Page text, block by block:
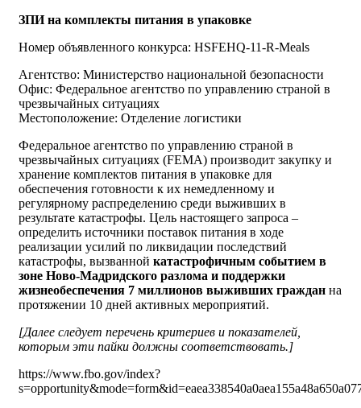
ЗПИ на комплекты питания в упаковке
Номер объявленного конкурса: HSFEHQ-11-R-Meals
Агентство: Министерство национальной безопасности
Офис: Федеральное агентство по управлению страной в
чрезвычайных ситуациях
Местоположение: Отделение логистики
Федеральное агентство по управлению страной в
чрезвычайных ситуациях (FEMA) производит закупку и
хранение комплектов питания в упаковке для
обеспечения готовности к их немедленному и
регулярному распределению среди выживших в
результате катастрофы. Цель настоящего запроса –
определить источники поставок питания в ходе
реализации усилий по ликвидации последствий
катастрофы, вызванной катастрофичным событием в
зоне Ново-Мадридского разлома и поддержки
жизнеобеспечения 7 миллионов выживших граждан на
протяжении 10 дней активных мероприятий.
[Далее следует перечень критериев и показателей,
которым эти пайки должны соответствовать.]
https://www.fbo.gov/index?